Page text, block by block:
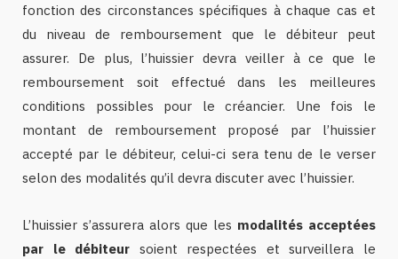
fonction des circonstances spécifiques à chaque cas et
du niveau de remboursement que le débiteur peut
assurer. De plus, l’huissier devra veiller à ce que le
remboursement soit effectué dans les meilleures
conditions possibles pour le créancier. Une fois le
montant de remboursement proposé par l’huissier
accepté par le débiteur, celui-ci sera tenu de le verser
selon des modalités qu’il devra discuter avec l’huissier.
L’huissier s’assurera alors que les modalités acceptées
par le débiteur soient respectées et surveillera le